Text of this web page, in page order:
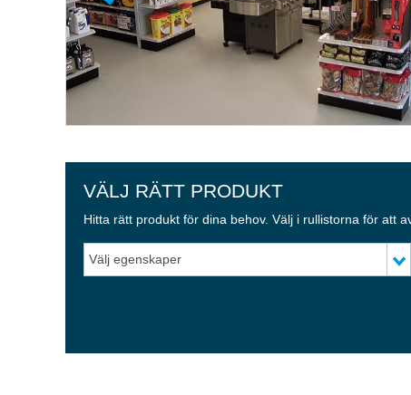
VÄLJ RÄTT PRODUKT
Hitta rätt produkt för dina behov. Välj i rullistorna för att
Välj egenskaper